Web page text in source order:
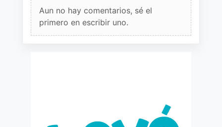
Aun no hay comentarios, sé el
primero en escribir uno.